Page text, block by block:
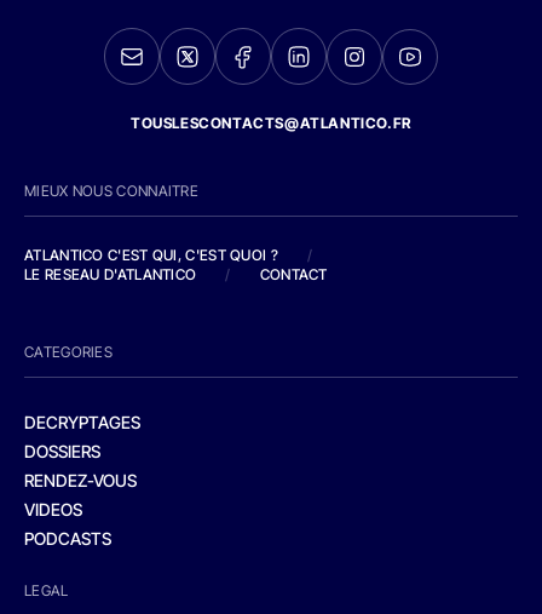
TOUSLESCONTACTS@ATLANTICO.FR
MIEUX NOUS CONNAITRE
ATLANTICO C'EST QUI, C'EST QUOI ?
/
LE RESEAU D'ATLANTICO
/ CONTACT
CATEGORIES
DECRYPTAGES
DOSSIERS
RENDEZ-VOUS
VIDEOS
PODCASTS
LEGAL